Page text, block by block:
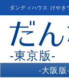
ダンディハウス けやき
-東京版-
-大阪版-